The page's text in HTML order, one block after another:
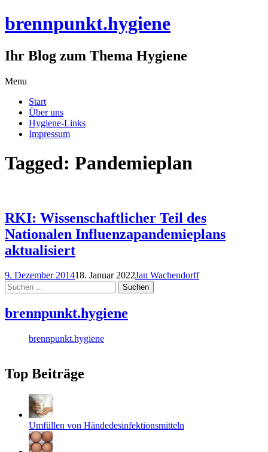
brennpunkt.hygiene
Ihr Blog zum Thema Hygiene
Menu
content
Start
Über uns
Hygiene-Links
Impressum
Tagged: Pandemieplan
RKI: Wissenschaftlicher Teil des
Nationalen Influenzapandemieplans
aktualisiert
9. Dezember 201418. Januar 2022Jan Wachendorff
Suchen
nach:
brennpunkt.hygiene
brennpunkt.hygiene
Top Beiträge
Umfüllen von Händedesinfektionsmitteln